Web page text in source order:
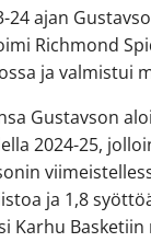
24 ajan
Richmond
ja valmistui
Gustavson
2024-25,
ja 1,8
Karhu